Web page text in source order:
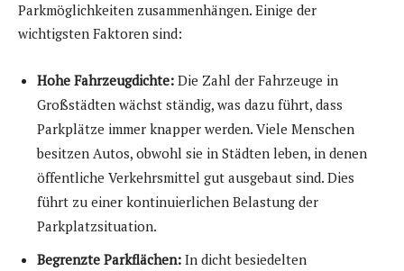
Parkmöglichkeiten zusammenhängen. Einige der
wichtigsten Faktoren sind:
Hohe Fahrzeugdichte: Die Zahl der Fahrzeuge in
Großstädten wächst ständig, was dazu führt, dass
Parkplätze immer knapper werden. Viele Menschen
besitzen Autos, obwohl sie in Städten leben, in denen
öffentliche Verkehrsmittel gut ausgebaut sind. Dies
führt zu einer kontinuierlichen Belastung der
Parkplatzsituation.
Begrenzte Parkflächen: In dicht besiedelten